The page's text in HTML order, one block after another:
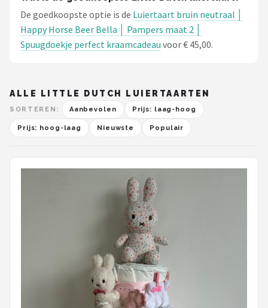
De goedkoopste optie is de Luiertaart bruin neutraal │
Happy Horse Beer Bella │ Pampers maat 2 │
Spuugdoekje perfect kraamcadeau voor € 45,00.
ALLE LITTLE DUTCH LUIERTAARTEN
SORTEREN: Aanbevolen Prijs: laag-hoog
Prijs: hoog-laag Nieuwste Populair